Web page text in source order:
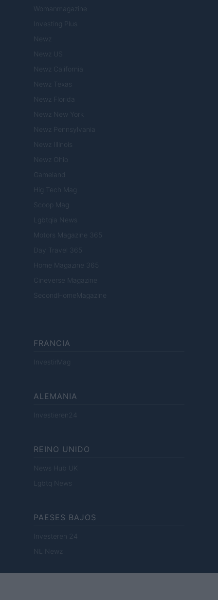
Womanmagazine
Investing Plus
Newz
Newz US
Newz California
Newz Texas
Newz Florida
Newz New York
Newz Pennsylvania
Newz Illinois
Newz Ohio
Gameland
Hig Tech Mag
Scoop Mag
Lgbtqia News
Motors Magazine 365
Day Travel 365
Home Magazine 365
Cineverse Magazine
SecondHomeMagazine
FRANCIA
InvestirMag
ALEMANIA
Investieren24
REINO UNIDO
News Hub UK
Lgbtq News
PAESES BAJOS
Investeren 24
NL Newz